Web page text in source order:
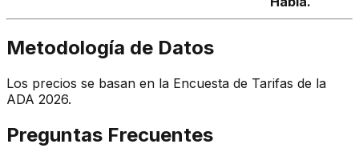
Metodología de Datos
Los precios se basan en la Encuesta de Tarifas de la
ADA 2026.
Preguntas Frecuentes